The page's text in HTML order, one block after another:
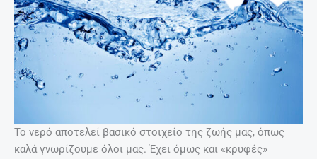
Το νερό αποτελεί βασικό στοιχείο της ζωής μας, όπως
καλά γνωρίζουμε όλοι μας. Έχει όμως και «κρυφές»